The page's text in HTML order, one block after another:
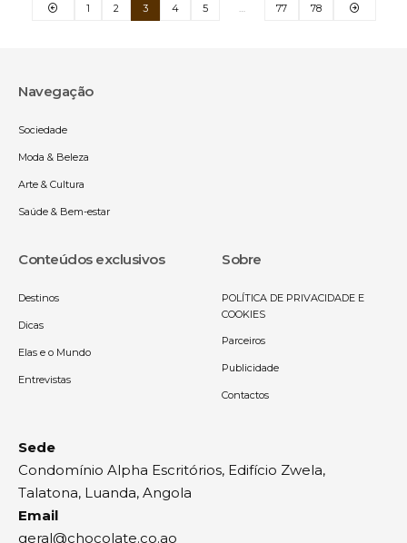
1 2 3 4 5 … 77 78
Navegação
Sociedade
Moda & Beleza
Arte & Cultura
Saúde & Bem-estar
Conteúdos exclusivos
Destinos
Dicas
Elas e o Mundo
Entrevistas
Sobre
POLÍTICA DE PRIVACIDADE E
COOKIES
Parceiros
Publicidade
Contactos
Sede
Condomínio Alpha Escritórios, Edifício Zwela,
Talatona, Luanda, Angola
Email
geral@chocolate.co.ao